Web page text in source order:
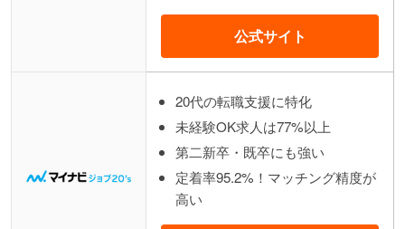
公式サイト
20代の転職支援に特化
未経験OK求人は77%以上
第二新卒・既卒にも強い
定着率95.2%！マッチング精度が
高い